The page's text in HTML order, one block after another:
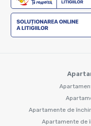
Apartamente de
Apartamente de